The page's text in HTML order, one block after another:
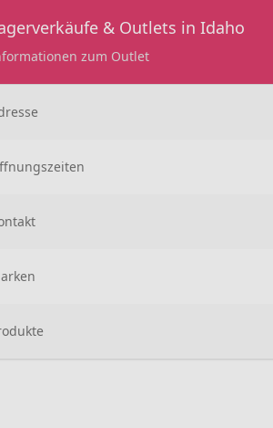
& Outlets in Idaho
zum Outlet